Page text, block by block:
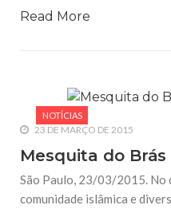
Read More
NOTÍCIAS
23 DE MARÇO DE 2015
Mesquita do
São Paulo, 23/03/2015.
comunidade islâmica e